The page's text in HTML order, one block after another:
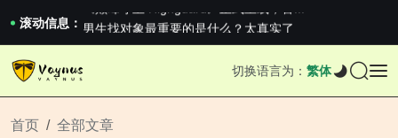
滚动信息： 男生找对象最重要的是什么？太真实了
2026澳网男单收官：全满贯对上全满亚，德约...
《巅峰守卫 Highguard》正式上线，官...
《巅峰守卫 Highguard》正式上线，官...
切换语言为： 繁体
首页
全部文章